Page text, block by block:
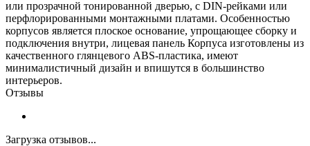
или прозрачной тонированной дверью, с DIN-рейками или
перфлорированными монтажными платами. Особенностью
корпусов является плоское основание, упрощающее сборку и
подключения внутри, лицевая панель Корпуса изготовлены из
качественного глянцевого ABS-пластика, имеют
минималистичный дизайн и впишутся в большинство
интерьеров.
Отзывы
Загрузка отзывов...